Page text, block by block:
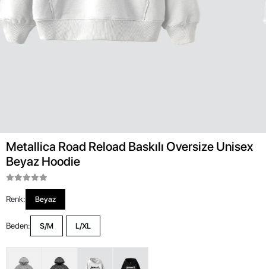
Metallica Road Reload Baskılı Oversize Unisex
Beyaz Hoodie
Renk: Beyaz
Beden: S/M L/XL